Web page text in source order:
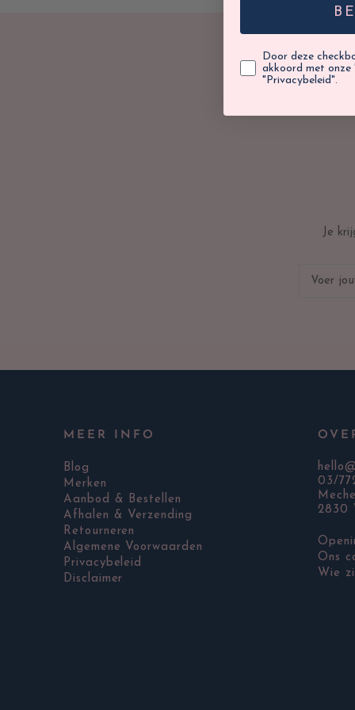
Je
MEER INFO
Blog
Merken
Aanbod & Bestellen
Afhalen & Verzending
Retourneren
Algemene Voorwaarden
Privacybeleid
Disclaimer
03/
2830
Ons
Wie
Door deze
akkoord met onze
"Privacybeleid".